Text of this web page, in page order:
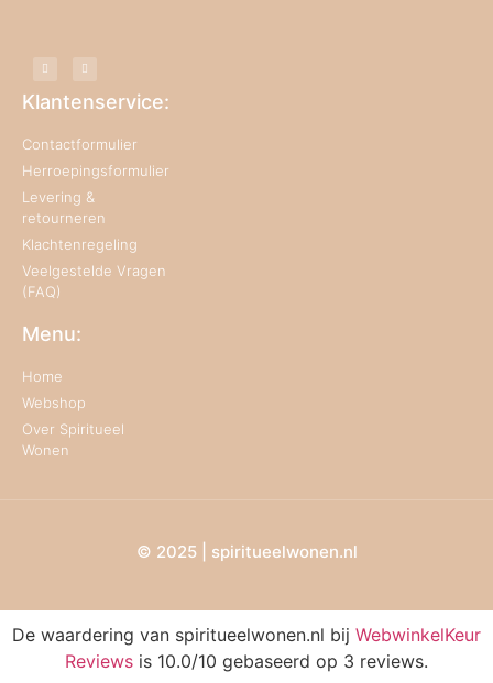
Klantenservice:
Contactformulier
Herroepingsformulier
Levering &
retourneren
Klachtenregeling
Veelgestelde Vragen
(FAQ)
Menu:
Home
Webshop
Over Spiritueel
Wonen
© 2025 | spiritueelwonen.nl
De waardering van spiritueelwonen.nl bij WebwinkelKeur
Reviews is 10.0/10 gebaseerd op 3 reviews.